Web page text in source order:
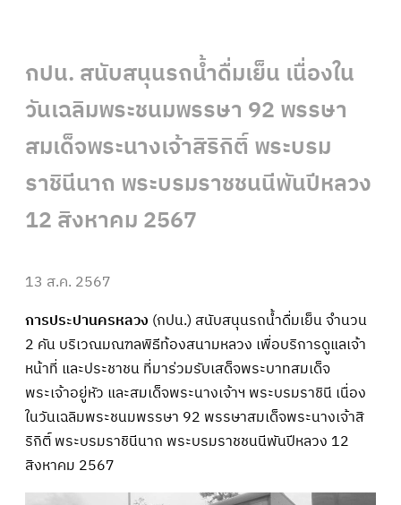
กปน. สนับสนุนรถน้ำดื่มเย็น เนื่องใน
วันเฉลิมพระชนมพรรษา 92 พรรษา
สมเด็จพระนางเจ้าสิริกิติ์ พระบรม
ราชินีนาถ พระบรมราชชนนีพันปีหลวง
12 สิงหาคม 2567
13 ส.ค. 2567
การประปานครหลวง (กปน.) สนับสนุนรถน้ำดื่มเย็น จำนวน
2 คัน บริเวณมณฑลพิธีท้องสนามหลวง เพื่อบริการดูแลเจ้า
หน้าที่ และประชาชน ที่มาร่วมรับเสด็จพระบาทสมเด็จ
พระเจ้าอยู่หัว และสมเด็จพระนางเจ้าฯ พระบรมราชินี เนื่อง
ในวันเฉลิมพระชนมพรรษา 92 พรรษาสมเด็จพระนางเจ้าสิ
ริกิติ์ พระบรมราชินีนาถ พระบรมราชชนนีพันปีหลวง 12
สิงหาคม 2567